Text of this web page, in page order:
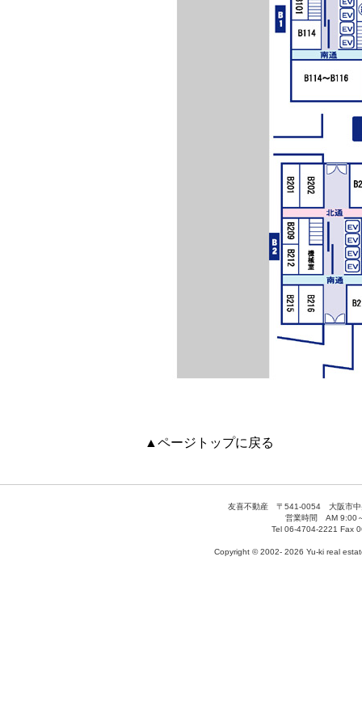
▲ページトップに戻る
友喜不動産 〒541-0054 大阪市中
営業時間 AM 9:00
Tel 06-4704-2221 Fax
Copyright © 2002- 2026 Yu-ki real